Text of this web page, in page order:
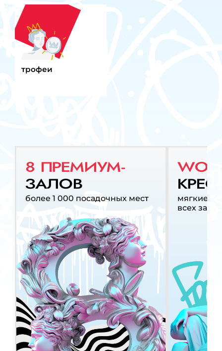
трофеи
8 ПРЕМИУМ-
ЗАЛОВ
более 1 000 посадочных мест
мягкие
всех залах